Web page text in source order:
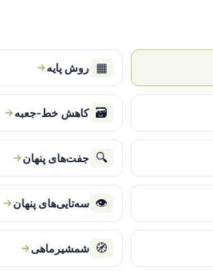
▦ روش پایه
🗃 کاهش خط-جعبه
🔍 جفت‌های پنهان
👁 سه‌تایی‌های پنهان
🧭 شمشیرماهی